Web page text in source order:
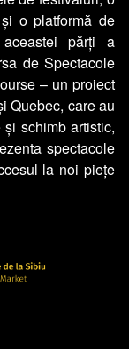
o platformă de
părți a
de Spectacole
– un proiect
Quebec, care au
schimb artistic,
spectacole
la noi piețe